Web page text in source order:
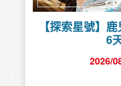
【探索星號】
6
2026/